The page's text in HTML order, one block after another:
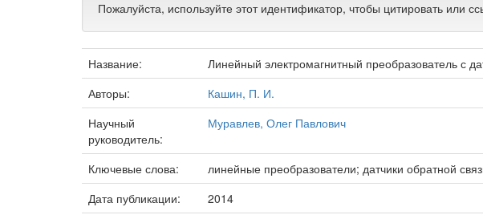
Пожалуйста, используйте этот идентификатор, чтобы цитировать или
Название:
Линейный электромагнитный преобразователь с
Авторы:
Кашин, П. И.
Научный
руководитель:
Муравлев, Олег Павлович
Ключевые слова:
линейные преобразователи; датчики обратной
Дата публикации:
2014